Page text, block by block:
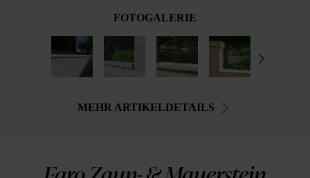
FOTOGALERIE
MEHR ARTIKELDETAILS